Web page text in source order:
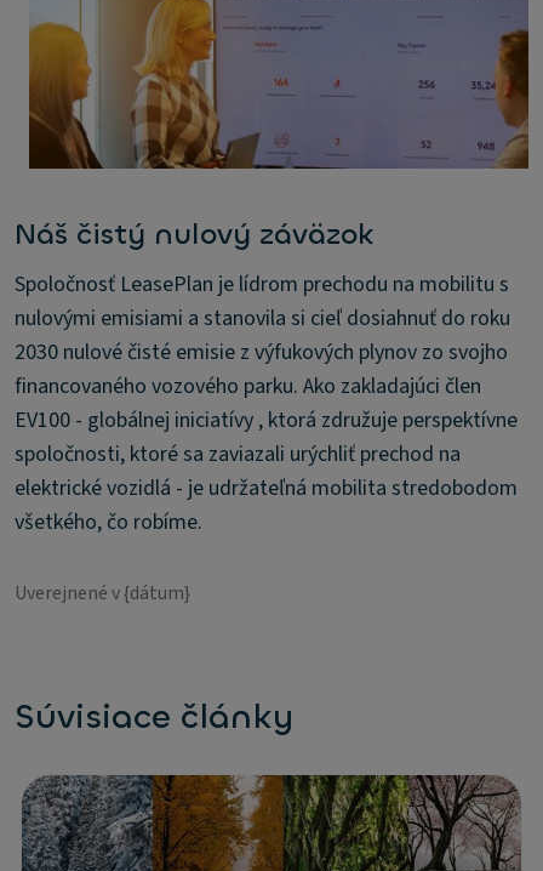
Náš čistý nulový záväzok
Spoločnosť LeasePlan je lídrom prechodu na mobilitu s
nulovými emisiami a stanovila si cieľ dosiahnuť do roku
2030 nulové čisté emisie z výfukových plynov zo svojho
financovaného vozového parku. Ako zakladajúci člen
EV100 - globálnej iniciatívy , ktorá združuje perspektívne
spoločnosti, ktoré sa zaviazali urýchliť prechod na
elektrické vozidlá - je udržateľná mobilita stredobodom
všetkého, čo robíme.
Uverejnené v {dátum}
Súvisiace články